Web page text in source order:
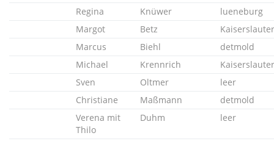
Regina
Knüwer
lueneburg
Margot
Betz
Marcus
Biehl
detmold
Michael
Krennrich
Sven
Oltmer
leer
Christiane
Maßmann
detmold
Verena mit
Thilo
Duhm leer